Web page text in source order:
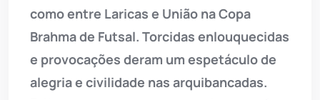
como entre Laricas e União na Copa
Brahma de Futsal. Torcidas enlouquecidas
e provocações deram um espetáculo de
alegria e civilidade nas arquibancadas.